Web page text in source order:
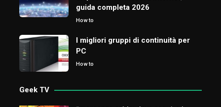
guida completa 2026
How to
I migliori gruppi di continuità per
PC
How to
Geek TV